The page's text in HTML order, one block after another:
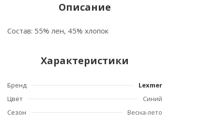
Описание
Состав: 55% лен, 45% хлопок
Характеристики
Бренд
Lexmer
Цвет
Синий
Сезон
Весна-лето